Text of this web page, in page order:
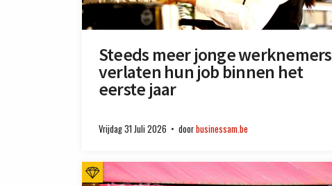
Steeds meer jonge werknemers
verlaten hun job binnen het
eerste jaar
Vrijdag 31 Juli 2026 doorbusinessam.be